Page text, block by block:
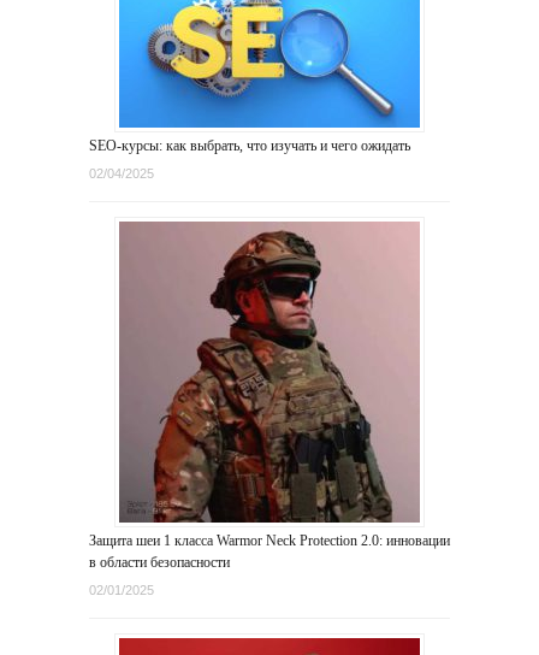
SEO-курсы: как выбрать, что изучать и чего ожидать
02/04/2025
Защита шеи 1 класса Warmor Neck Protection 2.0: инновации
в области безопасности
02/01/2025